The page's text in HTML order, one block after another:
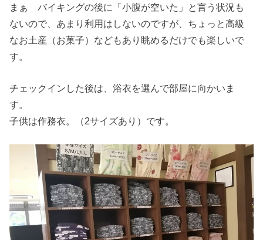
まぁ バイキングの後に「小腹が空いた」と言う状況も
ないので、あまり利用はしないのですが、ちょっと高級
なお土産（お菓子）などもあり眺めるだけでも楽しいで
す。
チェックインした後は、浴衣を選んで部屋に向かいま
す。
子供は作務衣。（2サイズあり）です。